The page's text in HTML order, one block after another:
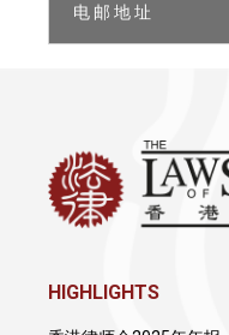
电 邮 地 址
HIGHLIGHTS